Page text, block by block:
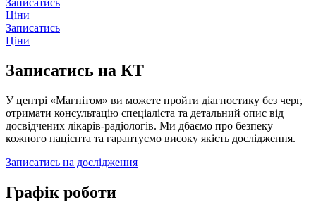
Записатись
Ціни
Записатись
Ціни
Записатись на КТ
У центрі «Магнітом» ви можете пройти діагностику без черг,
отримати консультацію спеціаліста та детальний опис від
досвідчених лікарів-радіологів. Ми дбаємо про безпеку
кожного пацієнта та гарантуємо високу якість дослідження.
Записатись на дослідження
Графік роботи